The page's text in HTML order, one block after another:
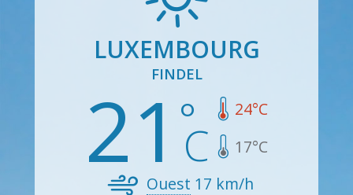
LUXEMBOURG
FINDEL
21 24°C
17°C
Ouest 17 km/h